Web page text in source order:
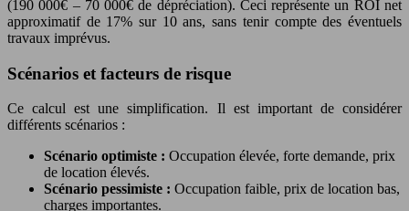
(190 000€ – 70 000€ de dépréciation). Ceci représente un ROI net
approximatif de 17% sur 10 ans, sans tenir compte des éventuels
travaux imprévus.
Scénarios et facteurs de risque
Ce calcul est une simplification. Il est important de considérer
différents scénarios :
Scénario optimiste : Occupation élevée, forte demande, prix
de location élevés.
Scénario pessimiste : Occupation faible, prix de location bas,
charges importantes.